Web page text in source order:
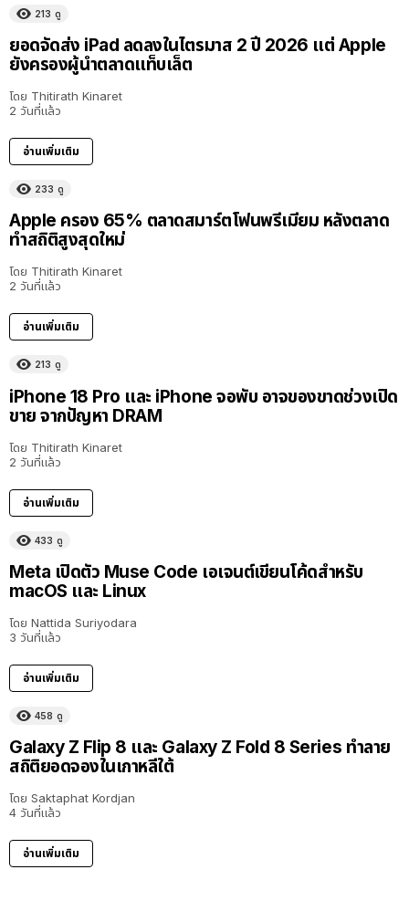
213 ดู
ยอดจัดส่ง iPad ลดลงในไตรมาส 2 ปี 2026 แต่ Apple
ยังครองผู้นำตลาดแท็บเล็ต
โดย Thitirath Kinaret
2 วันที่แล้ว
อ่านเพิ่มเติม
233 ดู
Apple ครอง 65% ตลาดสมาร์ตโฟนพรีเมียม หลังตลาด
ทำสถิติสูงสุดใหม่
โดย Thitirath Kinaret
2 วันที่แล้ว
อ่านเพิ่มเติม
213 ดู
iPhone 18 Pro และ iPhone จอพับ อาจของขาดช่วงเปิด
ขาย จากปัญหา DRAM
โดย Thitirath Kinaret
2 วันที่แล้ว
อ่านเพิ่มเติม
433 ดู
Meta เปิดตัว Muse Code เอเจนต์เขียนโค้ดสำหรับ
macOS และ Linux
โดย Nattida Suriyodara
3 วันที่แล้ว
อ่านเพิ่มเติม
458 ดู
Galaxy Z Flip 8 และ Galaxy Z Fold 8 Series ทำลาย
สถิติยอดจองในเกาหลีใต้
โดย Saktaphat Kordjan
4 วันที่แล้ว
อ่านเพิ่มเติม